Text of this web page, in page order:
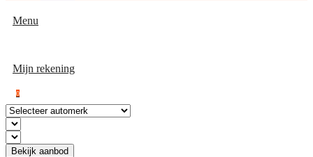
Menu
Mijn rekening
0
Bekijk aanbod